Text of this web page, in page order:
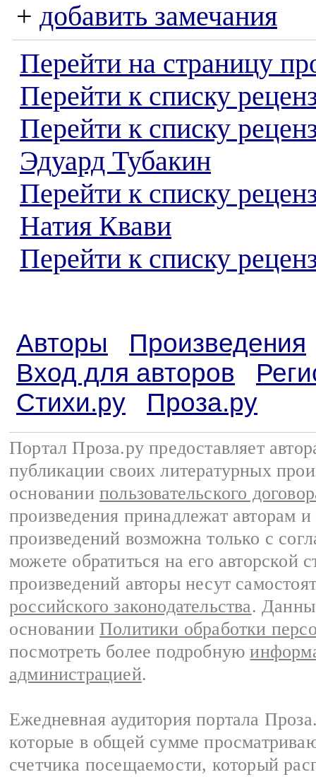
+ добавить замечания
Перейти на страницу
Перейти к списку
Перейти к списку
Эдуард Тубакин
Перейти к списку
Натия Квави
Перейти к списку
Авторы
Произведения
Вход для авторов
Стихи.ру
Проза.ру
Портал Проза.ру предоставляет
публикации своих литературных
основании пользовательского
произведения принадлежат авторам
произведений возможна только с
можете обратиться на его авторской
произведений авторы несут
российского законодательства.
основании Политики обработки
посмотреть более подробную
администрацией.
Ежедневная аудитория портала
которые в общей сумме
счетчика посещаемости, который